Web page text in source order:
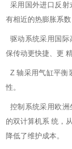
采用国外进口反
有相近的热膨胀系
驱动系统采用国际
保传动更快捷、更
Z 轴采用气缸平衡
性。
控制系统采用欧
的双计算机系 统，
降低了维护成本。